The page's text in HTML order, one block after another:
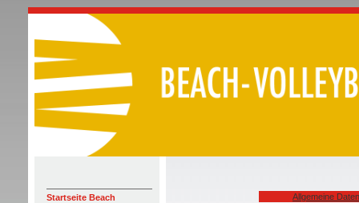
Startseite Beach
Allgemeine